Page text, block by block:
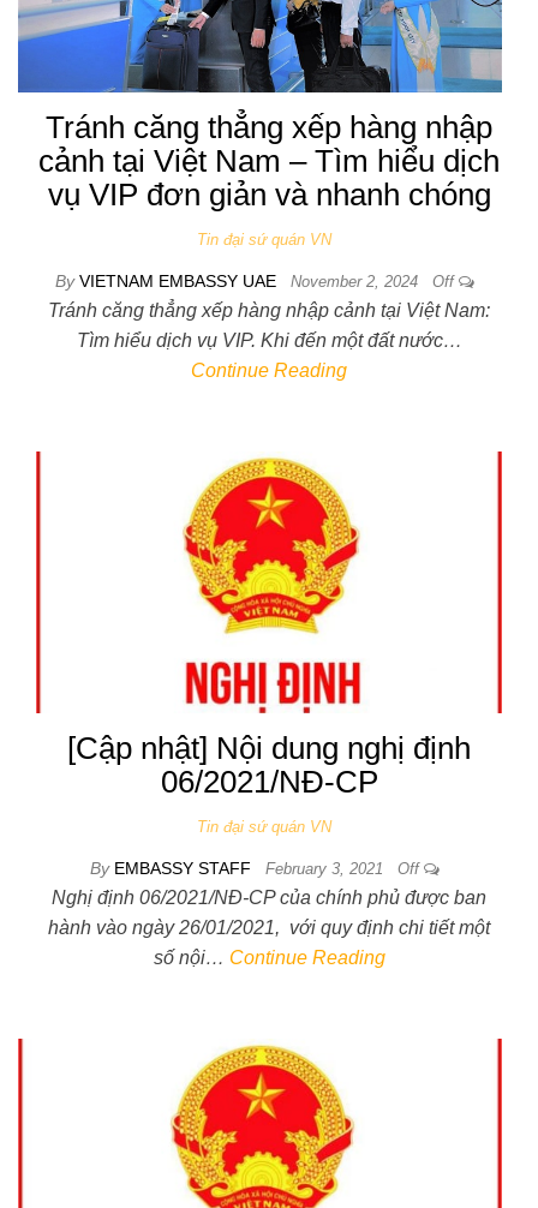
Tránh căng thẳng xếp hàng nhập
cảnh tại Việt Nam – Tìm hiểu dịch
vụ VIP đơn giản và nhanh chóng
Tin đại sứ quán VN
By VIETNAM EMBASSY UAE November 2, 2024 Off
Tránh căng thẳng xếp hàng nhập cảnh tại Việt Nam:
Tìm hiểu dịch vụ VIP. Khi đến một đất nước…
Continue Reading
[Cập nhật] Nội dung nghị định
06/2021/NĐ-CP
Tin đại sứ quán VN
By EMBASSY STAFF February 3, 2021 Off
Nghị định 06/2021/NĐ-CP của chính phủ được ban
hành vào ngày 26/01/2021, với quy định chi tiết một
số nội… Continue Reading